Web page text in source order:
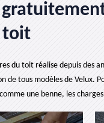
toit
du toit réalise depuis des
de tous modèles de Velux.
une benne, les